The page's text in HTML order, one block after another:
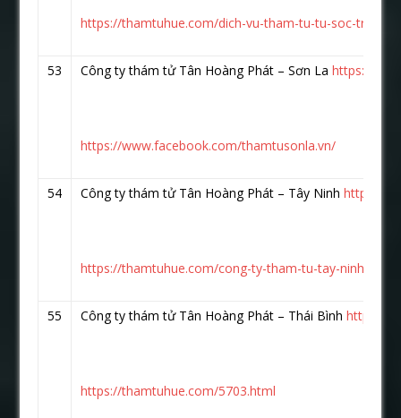
https://thamtuhue.com/dich-vu-tham-tu-tu-soc-
53 Công ty thám tử Tân Hoàng Phát – Sơn Lahttps://
https://www.facebook.com/thamtusonla.vn/
54 Công ty thám tử Tân Hoàng Phát – Tây Ninhhttps://
https://thamtuhue.com/cong-ty-tham-tu-tay-ninh-uy-
55 Công ty thám tử Tân Hoàng Phát – Thái Bìnhhttps://
https://thamtuhue.com/5703.html